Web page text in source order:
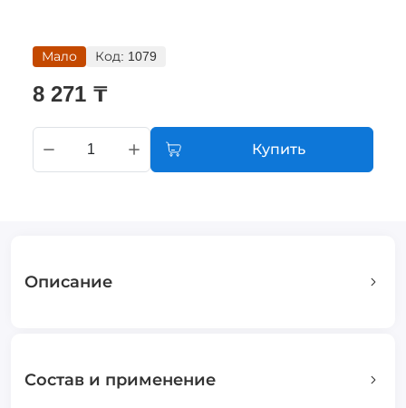
Мало Код: 1079
8 271 ₸
Купить
Описание
Состав и применение